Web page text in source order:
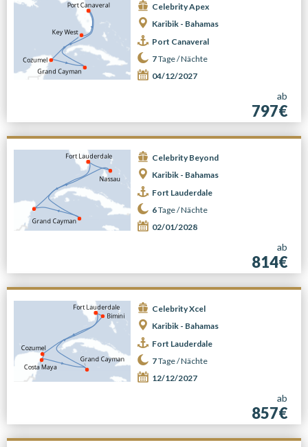
Celebrity Apex
Karibik - Bahamas
Port Canaveral
7Tage /Nächte
04/12/2027
ab
797€
Celebrity Beyond
Karibik - Bahamas
Fort Lauderdale
6Tage /Nächte
02/01/2028
ab
814€
Celebrity Xcel
Karibik - Bahamas
Fort Lauderdale
7Tage /Nächte
12/12/2027
ab
857€